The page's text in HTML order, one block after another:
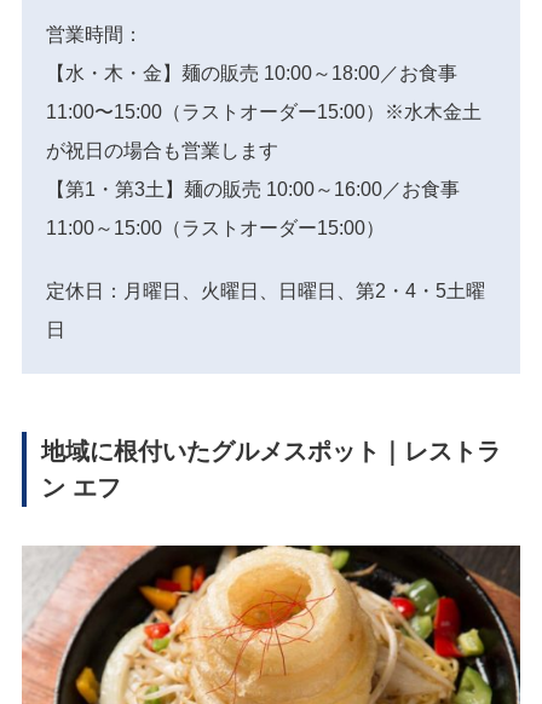
営業時間：
【水・木・金】麺の販売 10:00～18:00／お食事
11:00〜15:00（ラストオーダー15:00）※水木金土
が祝日の場合も営業します
【第1・第3土】麺の販売 10:00～16:00／お食事
11:00～15:00（ラストオーダー15:00）
定休日：月曜日、火曜日、日曜日、第2・4・5土曜
日
地域に根付いたグルメスポット｜レストラ
ン エフ